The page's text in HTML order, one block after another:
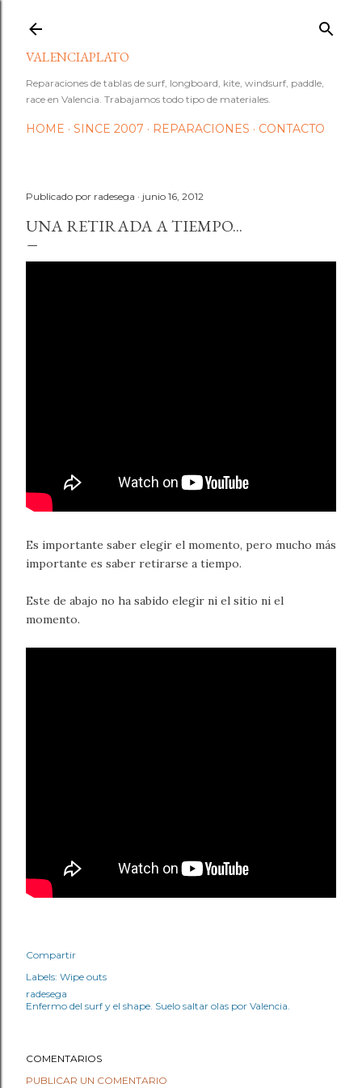
VALENCIAPLATO
Reparaciones de tablas de surf, longboard, kite, windsurf, paddle,
race en Valencia. Trabajamos todo tipo de materiales.
HOME SINCE 2007 REPARACIONES CONTACTO
Publicado por radesega junio 16, 2012
UNA RETIRADA A TIEMPO...
Es importante saber elegir el momento, pero mucho más
importante es saber retirarse a tiempo.
Este de abajo no ha sabido elegir ni el sitio ni el
momento.
Compartir
Labels: Wipe outs
radesega
Enfermo del surf y el shape. Suelo saltar olas por Valencia.
COMENTARIOS
PUBLICAR UN COMENTARIO